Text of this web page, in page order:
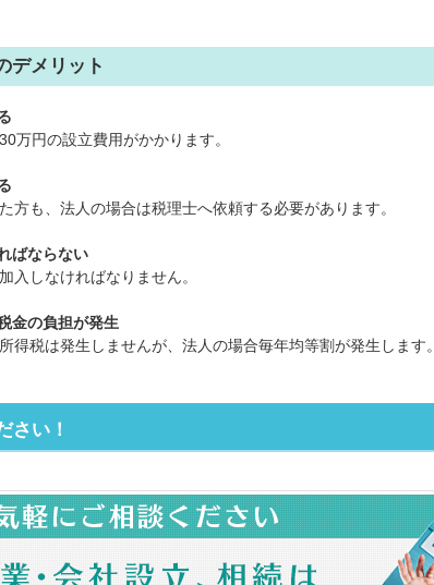
デメリット
万円の設立費用がかかります。
方も、法人の場合は税理士へ依頼する必要があります。
ばならない
入しなければなりません。
金の負担が発生
得税は発生しませんが、法人の場合毎年均等割が発生します。
さい！